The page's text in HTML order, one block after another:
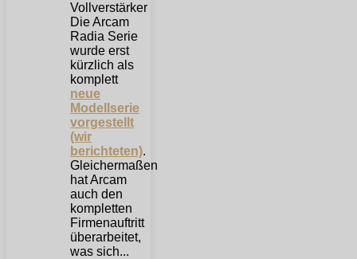
Die Arcam
Radia Serie
wurde erst
kürzlich als
komplett
neue
Modellserie
vorgestellt
(wir
berichteten).
Gleichermaßen
hat Arcam
auch den
kompletten
Firmenauftritt
überarbeitet,
was sich...